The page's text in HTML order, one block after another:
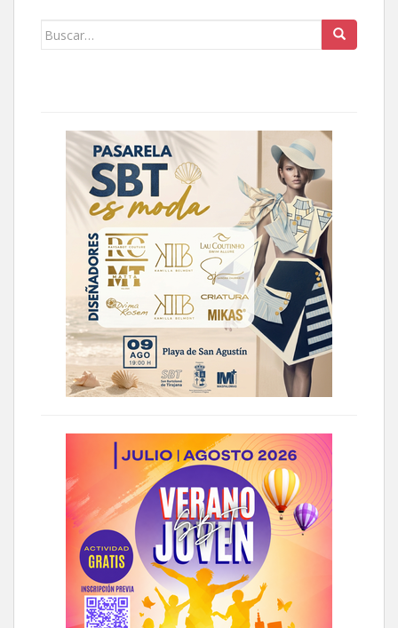
Buscar: